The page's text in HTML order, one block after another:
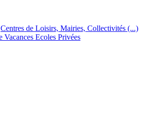
Centres de Loisirs, Mairies, Collectivités (...)
Vacances Ecoles Privées